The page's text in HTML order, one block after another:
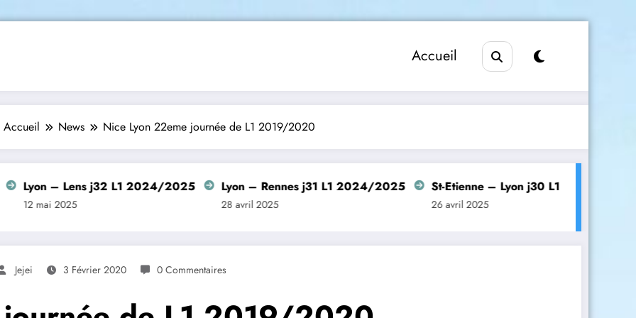
Accueil
Accueil News Nice Lyon 22eme journée de L1 2019/2020
– Lens j32 L1 2024/2025
2025
Lyon – Rennes j31 L1 2024/2025
28 avril 2025
St-Etienne – Lyon j30 L1 2024/2025
26 avril 2025
Jejei 3 Février 2020 0 Commentaires